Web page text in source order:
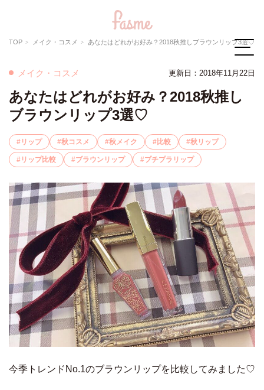
TOP メイク・コスメ あなたはどれがお好み？2018秋推しブラウンリップ3選♡
メイク・コスメ 更新日：2018年11月22日
あなたはどれがお好み？2018秋推し
ブラウンリップ3選♡
リップ 秋コスメ 秋メイク 比較 秋リップ
リップ比較 ブラウンリップ プチプラリップ
今季トレンドNo.1のブラウンリップを比較してみました♡